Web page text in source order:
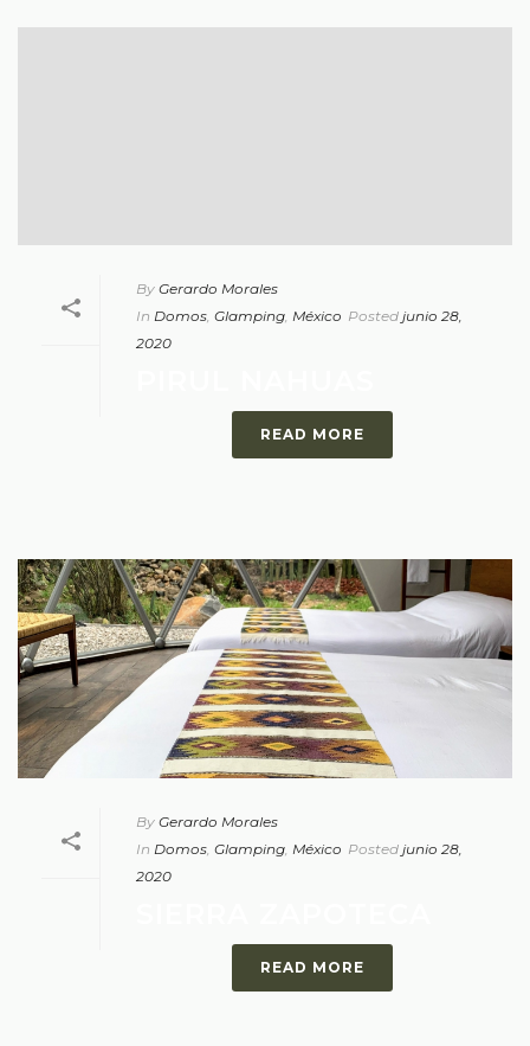
By Gerardo Morales
In Domos, Glamping, México Posted junio 28,
2020
READ MORE
By Gerardo Morales
In Domos, Glamping, México Posted junio 28,
2020
READ MORE